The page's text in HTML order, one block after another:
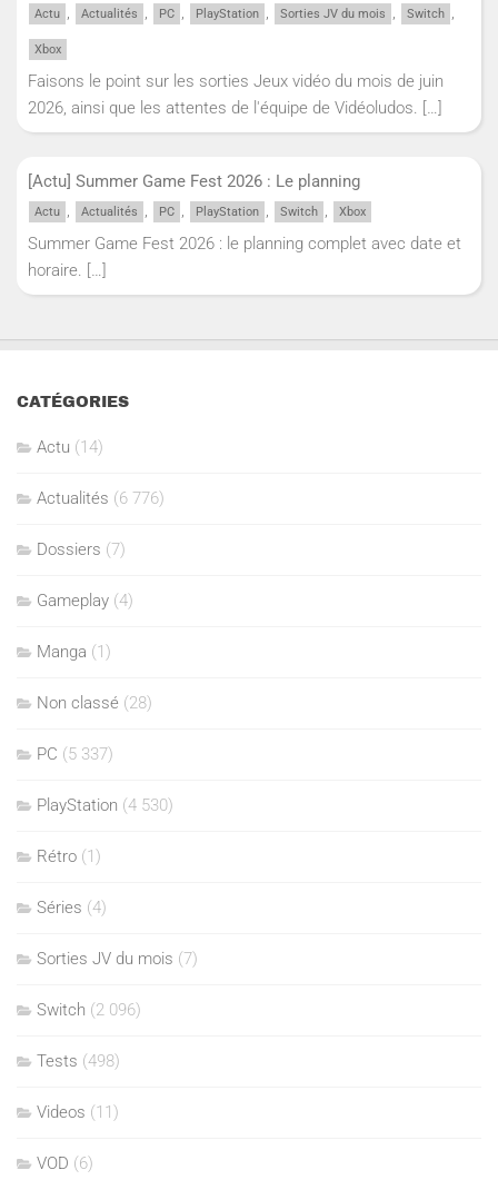
Actu , Actualités , PC , PlayStation , Sorties JV du mois , Switch ,
Xbox
Faisons le point sur les sorties Jeux vidéo du mois de juin
2026, ainsi que les attentes de l'équipe de Vidéoludos. […]
[Actu] Summer Game Fest 2026 : Le planning
Actu , Actualités , PC , PlayStation , Switch , Xbox
Summer Game Fest 2026 : le planning complet avec date et
horaire. […]
CATÉGORIES
Actu (14)
Actualités (6 776)
Dossiers (7)
Gameplay (4)
Manga (1)
Non classé (28)
PC (5 337)
PlayStation (4 530)
Rétro (1)
Séries (4)
Sorties JV du mois (7)
Switch (2 096)
Tests (498)
Videos (11)
VOD (6)